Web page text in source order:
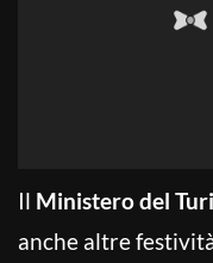
Il Ministero del
anche altre